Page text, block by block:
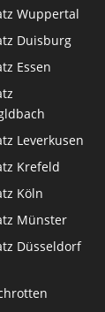
Wuppertal
Duisburg
Essen
Leverkusen
Krefeld
Köln
Münster
Düsseldorf